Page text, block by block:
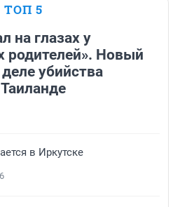
ТОП 5
на глазах у
родителей». Новый
убийства
в Иркутске